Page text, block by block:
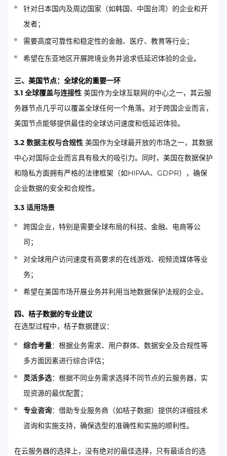
针对日本国内及周边国家（如韩国、中国台湾）的企业和开
发者；
需要高度可靠性和稳定性的金融、医疗、教育等行业；
希望在东亚地区开展跨境业务并追求低延迟体验的企业。
三、美国节点：全球化的重要一环
3.1 全球覆盖与连接性 美国作为全球互联网的中心之一，其云服
务器节点几乎可以覆盖全球任何一个角落。对于跨国企业而言，
美国节点能够提供最佳的全球访问速度和低延迟体验。
3.2 数据主权与合规性 美国作为全球最开放的市场之一，其数据
中心对国际企业而言具有极大的吸引力。同时，美国在数据保护
和隐私方面拥有严格的法律框架（如HIPAA、GDPR），确保
企业数据的安全和合规性。
3.3 适用场景
跨国企业，特别是需要全球布局的科技、金融、电商等公
司；
对全球用户访问速度有高要求的在线游戏、视频流媒体等业
务；
希望在美国市场开展业务并利用当地数据保护法规的企业。
四、桔子数据的专业建议
在选型过程中，桔子数据建议：
综合考量：根据业务需求、用户群体、数据安全及合规性等
多方面因素进行综合评估；
灵活多选：根据不同业务需求选择不同节点的云服务器，实
现资源的最优配置；
专业咨询：借助专业服务商（如桔子数据）提供的详细技术
咨询和实施支持，确保选型的准确性和实施的顺利性。
在云服务器的选择上，没有绝对的最佳选择，只有最适合的选